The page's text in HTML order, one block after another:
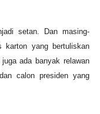
setan. Dan masing-
karton yang bertuliskan
ada banyak relawan
calon presiden yang